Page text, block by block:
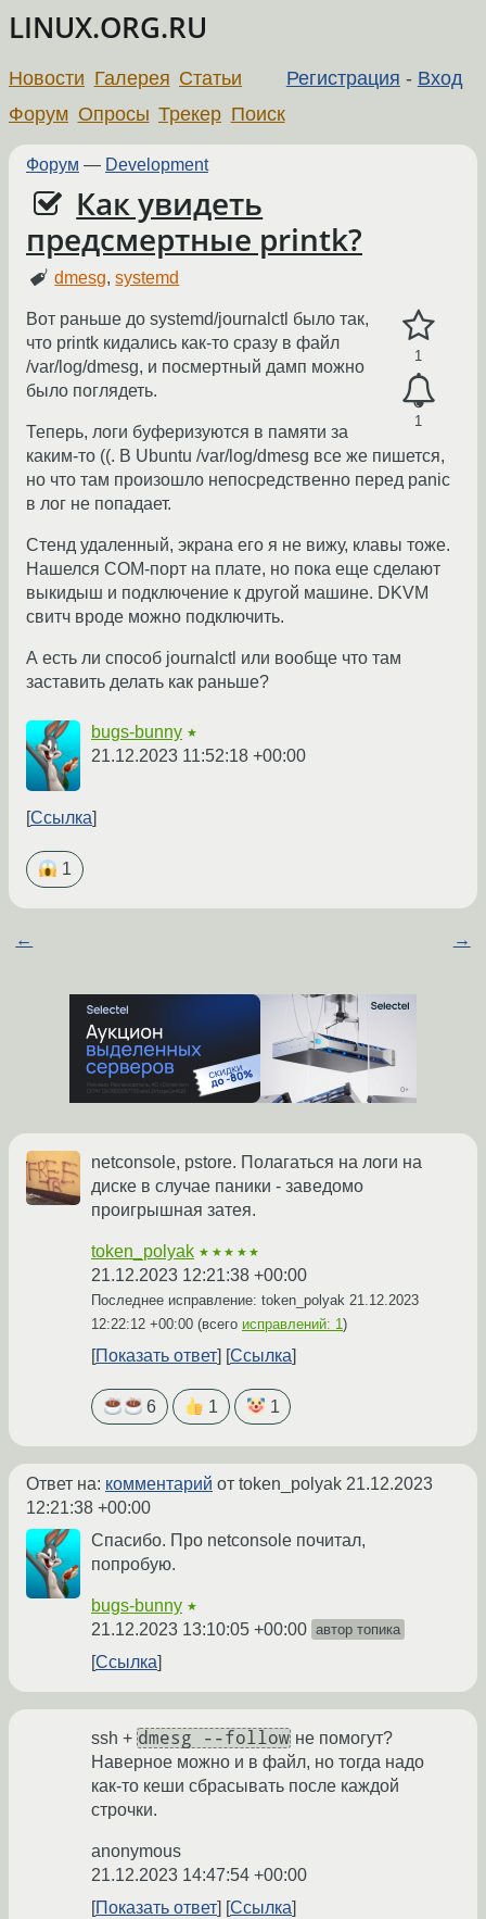
LINUX.ORG.RU
Регистрация - Вход
Новости Галерея Статьи
Форум Опросы Трекер Поиск
Форум — Development
Как увидеть
предсмертные printk?
dmesg,systemd
1
1
Вот раньше до systemd/journalctl было так,
что printk кидались как-то сразу в файл
/var/log/dmesg, и посмертный дамп можно
было поглядеть.
Теперь, логи буферизуются в памяти за
каким-то ((. В Ubuntu /var/log/dmesg все же пишется,
но что там произошло непосредственно перед panic
в лог не попадает.
Стенд удаленный, экрана его я не вижу, клавы тоже.
Нашелся COM-порт на плате, но пока еще сделают
выкидыш и подключение к другой машине. DKVM
свитч вроде можно подключить.
А есть ли способ journalctl или вообще что там
заставить делать как раньше?
bugs-bunny ★
21.12.2023 11:52:18 +00:00
Ссылка
1
← →
netconsole, pstore. Полагаться на логи на
диске в случае паники - заведомо
проигрышная затея.
token_polyak ★★★★★
21.12.2023 12:21:38 +00:00
Последнее исправление: token_polyak 21.12.2023
12:22:12 +00:00 (всего исправлений: 1 )
Показать ответ Ссылка
6 1 1
Ответ на: комментарий от token_polyak 21.12.2023
12:21:38 +00:00
Спасибо. Про netconsole почитал,
попробую.
bugs-bunny ★
21.12.2023 13:10:05 +00:00 автор топика
Ссылка
ssh + dmesg --follow не помогут?
Наверное можно и в файл, но тогда надо
как-то кеши сбрасывать после каждой
строчки.
anonymous
21.12.2023 14:47:54 +00:00
Показать ответ
Ссылка